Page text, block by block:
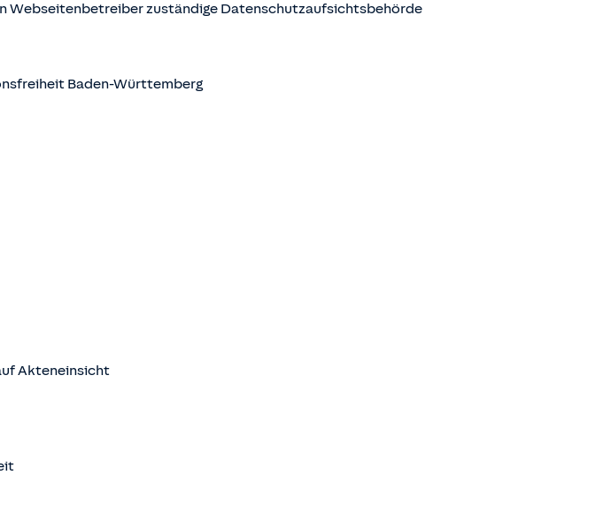
Webseitenbetreiber zuständige Datenschutzaufsichtsbehörde
Baden-Württemberg
Akteneinsicht